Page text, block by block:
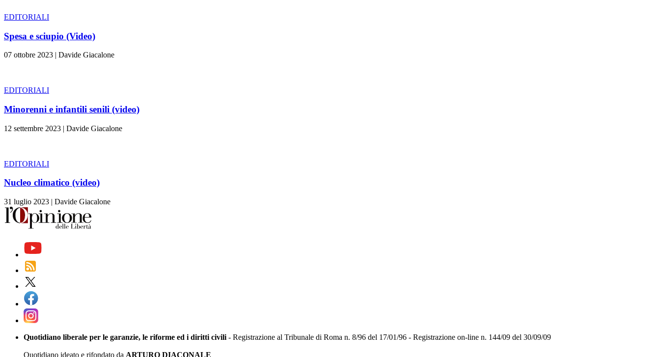
EDITORIALI
Spesa e sciupio (Video)
07 ottobre 2023 | Davide Giacalone
EDITORIALI
Minorenni e infantili senili (video)
12 settembre 2023 | Davide Giacalone
EDITORIALI
Nucleo climatico (video)
31 luglio 2023 | Davide Giacalone
Quotidiano liberale per le garanzie, le riforme ed i diritti civili - Registrazione al Tribunale di Roma n. 8/96 del 17/01/96 - Registrazione on-line n. 144/09 del 30/09/09
Quotidiano ideato e rifondato da ARTURO DIACONALE